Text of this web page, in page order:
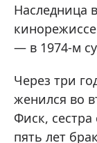
Наследница
— в 1974-м
Через три
женился во
Фиск,
пять лет